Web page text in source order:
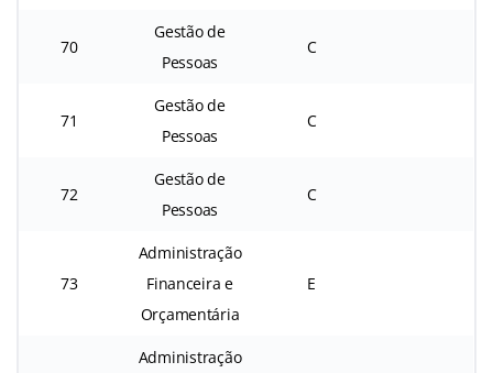
70
Gestão de
Pessoas
C
71
Gestão de
Pessoas
C
72
Gestão de
Pessoas
C
73
Administração
Financeira e
Orçamentária
E
Administração